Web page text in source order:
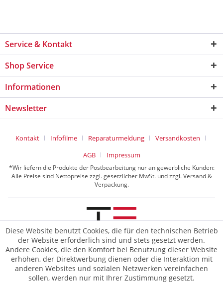
Service & Kontakt
Shop Service
Informationen
Newsletter
Kontakt Infofilme Reparaturmeldung
Versandkosten
AGB
Impressum
*Wir liefern die Produkte der Postbearbeitung nur an gewerbliche Kunden:
Alle Preise sind Nettopreise zzgl. gesetzlicher MwSt. und zzgl. Versand &
Verpackung.
© 2026 TE Postline GmbH
Diese Website benutzt Cookies, die für den technischen Betrieb
der Website erforderlich sind und stets gesetzt werden.
Andere Cookies, die den Komfort bei Benutzung dieser Website
erhöhen, der Direktwerbung dienen oder die Interaktion mit
anderen Websites und sozialen Netzwerken vereinfachen
sollen, werden nur mit Ihrer Zustimmung gesetzt.